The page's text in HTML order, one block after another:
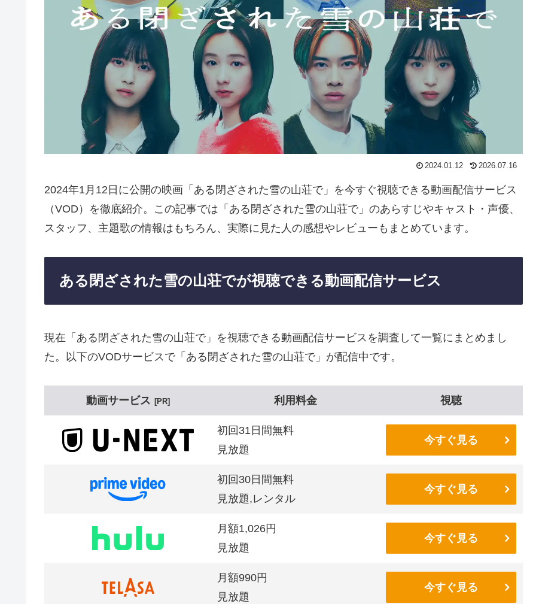
2024.01.12 2026.07.16
2024年1月12日に公開の映画「ある閉ざされた雪の山荘で」を今すぐ視聴できる動画配信サービス
（VOD）を徹底紹介。この記事では「ある閉ざされた雪の山荘で」のあらすじやキャスト・声優、
スタッフ、主題歌の情報はもちろん、実際に見た人の感想やレビューもまとめています。
ある閉ざされた雪の山荘でが視聴できる動画配信サービス
現在「ある閉ざされた雪の山荘で」を視聴できる動画配信サービスを調査して一覧にまとめまし
た。以下のVODサービスで「ある閉ざされた雪の山荘で」が配信中です。
動画サービス PR 利用料金 視聴
初回31日間無料
見放題
今すぐ見る
初回30日間無料
見放題,レンタル
今すぐ見る
月額1,026円
見放題
今すぐ見る
月額990円
見放題
今すぐ見る